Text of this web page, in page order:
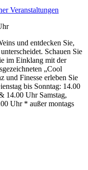
Veranstaltungen
und entdecken Sie,
Schauen Sie
im Einklang mit der
„Cool
und Finesse erleben Sie
bis Sonntag: 14.00
14.00 Uhr Samstag,
Uhr * außer montags